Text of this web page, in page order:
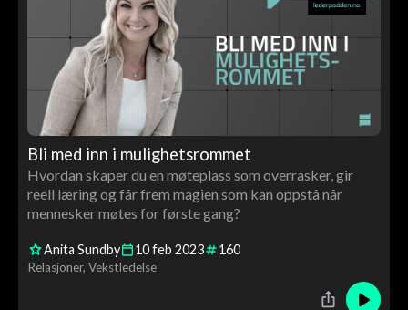
Bli med inn i mulighetsrommet
Hvordan skaper du en møteplass som overrasker, gir
reell læring og får frem magien som kan oppstå når
mennesker møtes for første gang?
Anita Sundby 10feb 2023 160
Relasjoner Vekstledelse